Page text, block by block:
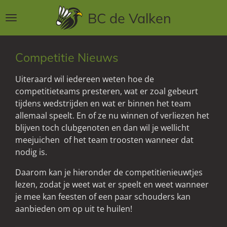
direct
naar
hoofdinhoud
BC de Valken
Competitie Nieuws
Uiteraard wil iedereen weten hoe de
competitieteams presteren, wat er zoal gebeurt
tijdens wedstrijden en wat er binnen het team
allemaal speelt. En of ze nu winnen of verliezen het
blijven toch clubgenoten en dan wil je wellicht
meejuichen of het team troosten wanneer dat
nodig is.
Daarom kan je hieronder de competitienieuwtjes
lezen, zodat je weet wat er speelt en weet wanneer
je mee kan feesten of een paar schouders kan
aanbieden om op uit te huilen!